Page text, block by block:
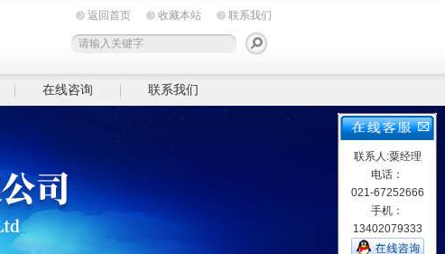
返回首页 收藏本站 联系我们
在线咨询 联系我们
联系人:粟经理
电话：
021-67252666
手机：
13402079333